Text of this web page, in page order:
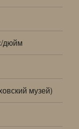
дюйм
музей)